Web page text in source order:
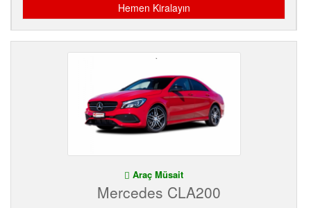
Hemen Kiralayın
Araç Müsait
Mercedes CLA200